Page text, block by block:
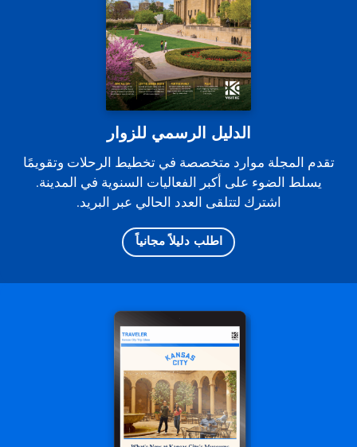
الدليل الرسمي للزوار
تقدم المجلة موارد متخصصة في تخطيط الرحلات وتقويمًا
يسلط الضوء على أكبر الفعاليات السنوية في المدينة.
اشترك لتتلقى العدد الحالي عبر البريد.
اطلب دليلاً مجانياً